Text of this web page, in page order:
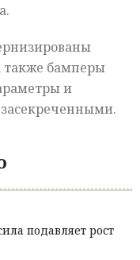
также бамперы
и
подавляет рост